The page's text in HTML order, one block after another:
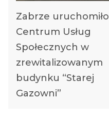
Zabrze uruchomiło
Centrum Usług
Społecznych w
zrewitalizowanym
budynku “Starej
Gazowni”